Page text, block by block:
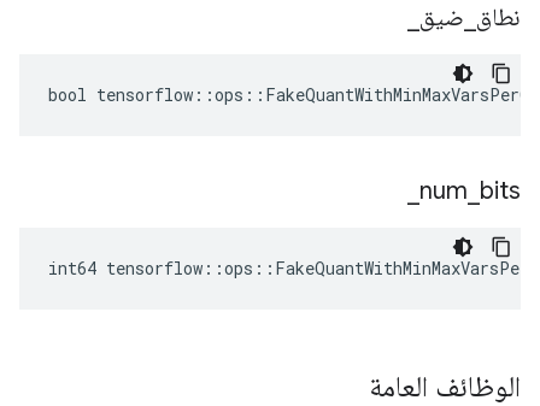
نطاق ضيق
bool
num bits
int64
الوظائف العامة